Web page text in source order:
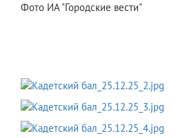
Фото ИА "Городские вести"